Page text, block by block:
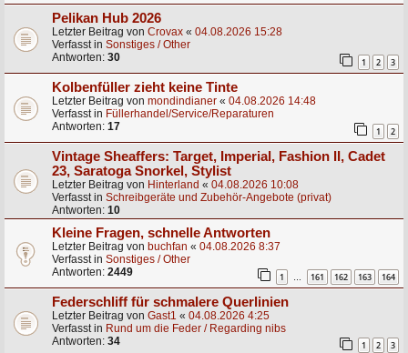
Pelikan Hub 2026
Letzter Beitrag von Crovax « 04.08.2026 15:28
Verfasst in Sonstiges / Other
Antworten: 30 1 2 3
Kolbenfüller zieht keine Tinte
Letzter Beitrag von mondindianer « 04.08.2026 14:48
Verfasst in Füllerhandel/Service/Reparaturen
Antworten: 17 1 2
Vintage Sheaffers: Target, Imperial, Fashion II, Cadet
23, Saratoga Snorkel, Stylist
Letzter Beitrag von Hinterland « 04.08.2026 10:08
Verfasst in Schreibgeräte und Zubehör-Angebote (privat)
Antworten: 10
Kleine Fragen, schnelle Antworten
Letzter Beitrag von buchfan « 04.08.2026 8:37
Verfasst in Sonstiges / Other
Antworten: 2449 1 161 162 163 164
Federschliff für schmalere Querlinien
Letzter Beitrag von Gast1 « 04.08.2026 4:25
Verfasst in Rund um die Feder / Regarding nibs
Antworten: 34 1 2 3